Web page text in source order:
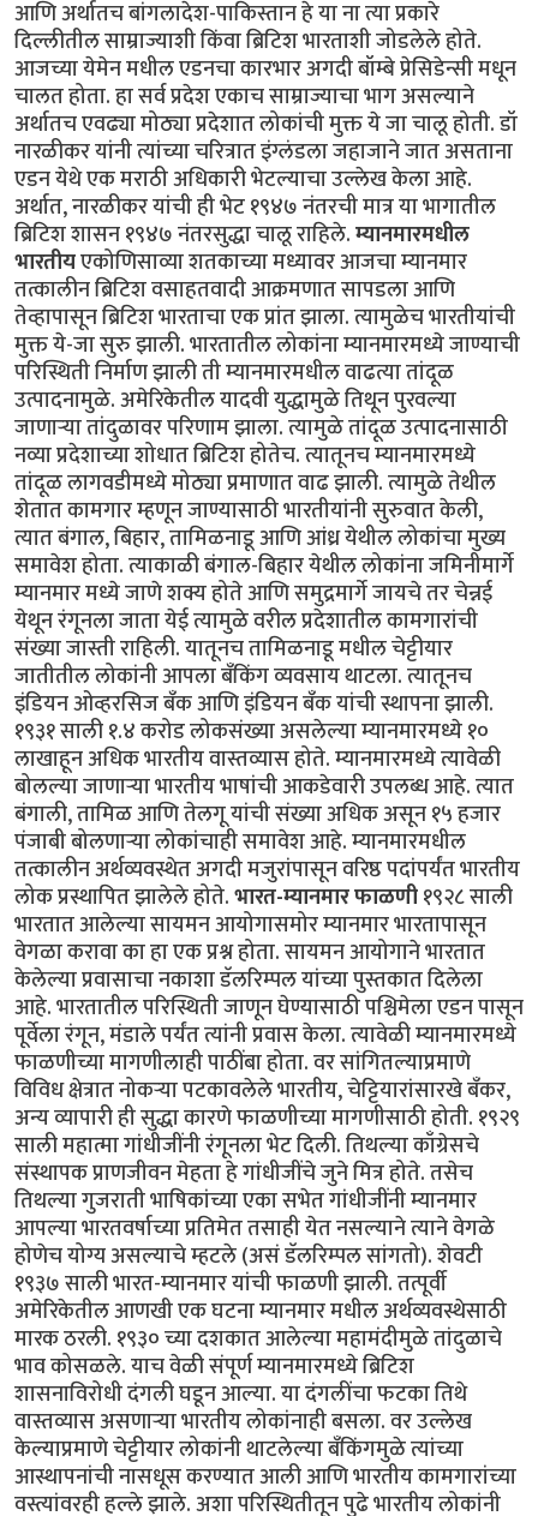
आणि अर्थातच बांगलादेश-पाकिस्तान हे या ना त्या प्रकारे
दिल्लीतील साम्राज्याशी किंवा ब्रिटिश भारताशी जोडलेले होते.
आजच्या येमेन मधील एडनचा कारभार अगदी बॉम्बे प्रेसिडेन्सी मधून
चालत होता. हा सर्व प्रदेश एकाच साम्राज्याचा भाग असल्याने
अर्थातच एवढ्या मोठ्या प्रदेशात लोकांची मुक्त ये जा चालू होती. डॉ
नारळीकर यांनी त्यांच्या चरित्रात इंग्लंडला जहाजाने जात असताना
एडन येथे एक मराठी अधिकारी भेटल्याचा उल्लेख केला आहे.
अर्थात, नारळीकर यांची ही भेट १९४७ नंतरची मात्र या भागातील
ब्रिटिश शासन १९४७ नंतरसुद्धा चालू राहिले.म्यानमारमधील
भारतीयएकोणिसाव्या शतकाच्या मध्यावर आजचा म्यानमार
तत्कालीन ब्रिटिश वसाहतवादी आक्रमणात सापडला आणि
तेव्हापासून ब्रिटिश भारताचा एक प्रांत झाला. त्यामुळेच भारतीयांची
मुक्त ये-जा सुरु झाली. भारतातील लोकांना म्यानमारमध्ये जाण्याची
परिस्थिती निर्माण झाली ती म्यानमारमधील वाढत्या तांदूळ
उत्पादनामुळे. अमेरिकेतील यादवी युद्धामुळे तिथून पुरवल्या
जाणाऱ्या तांदुळावर परिणाम झाला. त्यामुळे तांदूळ उत्पादनासाठी
नव्या प्रदेशाच्या शोधात ब्रिटिश होतेच. त्यातूनच म्यानमारमध्ये
तांदूळ लागवडीमध्ये मोठ्या प्रमाणात वाढ झाली. त्यामुळे तेथील
शेतात कामगार म्हणून जाण्यासाठी भारतीयांनी सुरुवात केली,
त्यात बंगाल, बिहार, तामिळनाडू आणि आंध्र येथील लोकांचा मुख्य
समावेश होता. त्याकाळी बंगाल-बिहार येथील लोकांना जमिनीमार्गे
म्यानमार मध्ये जाणे शक्य होते आणि समुद्रमार्गे जायचे तर चेन्नई
येथून रंगूनला जाता येई त्यामुळे वरील प्रदेशातील कामगारांची
संख्या जास्ती राहिली. यातूनच तामिळनाडू मधील चेट्टीयार
जातीतील लोकांनी आपला बँकिंग व्यवसाय थाटला. त्यातूनच
इंडियन ओव्हरसिज बँक आणि इंडियन बँक यांची स्थापना झाली.
१९३१ साली १.४ करोड लोकसंख्या असलेल्या म्यानमारमध्ये १०
लाखाहून अधिक भारतीय वास्तव्यास होते. म्यानमारमध्ये त्यावेळी
बोलल्या जाणाऱ्या भारतीय भाषांची आकडेवारी उपलब्ध आहे. त्यात
बंगाली, तामिळ आणि तेलगू यांची संख्या अधिक असून १५ हजार
पंजाबी बोलणाऱ्या लोकांचाही समावेश आहे. म्यानमारमधील
तत्कालीन अर्थव्यवस्थेत अगदी मजुरांपासून वरिष्ठ पदांपर्यंत भारतीय
लोक प्रस्थापित झालेले होते.भारत-म्यानमार फाळणी१९२८ साली
भारतात आलेल्या सायमन आयोगासमोर म्यानमार भारतापासून
वेगळा करावा का हा एक प्रश्न होता. सायमन आयोगाने भारतात
केलेल्या प्रवासाचा नकाशा डॅलरिम्पल यांच्या पुस्तकात दिलेला
आहे. भारतातील परिस्थिती जाणून घेण्यासाठी पश्चिमेला एडन पासून
पूर्वेला रंगून, मंडाले पर्यंत त्यांनी प्रवास केला. त्यावेळी म्यानमारमध्ये
फाळणीच्या मागणीलाही पाठींबा होता. वर सांगितल्याप्रमाणे
विविध क्षेत्रात नोकऱ्या पटकावलेले भारतीय, चेट्टियारांसारखे बँकर,
अन्य व्यापारी ही सुद्धा कारणे फाळणीच्या मागणीसाठी होती. १९२९
साली महात्मा गांधीजींनी रंगूनला भेट दिली. तिथल्या काँग्रेसचे
संस्थापक प्राणजीवन मेहता हे गांधीजींचे जुने मित्र होते. तसेच
तिथल्या गुजराती भाषिकांच्या एका सभेत गांधीजींनी म्यानमार
आपल्या भारतवर्षाच्या प्रतिमेत तसाही येत नसल्याने त्याने वेगळे
होणेच योग्य असल्याचे म्हटले (असं डॅलरिम्पल सांगतो). शेवटी
१९३७ साली भारत-म्यानमार यांची फाळणी झाली. तत्पूर्वी
अमेरिकेतील आणखी एक घटना म्यानमार मधील अर्थव्यवस्थेसाठी
मारक ठरली. १९३० च्या दशकात आलेल्या महामंदीमुळे तांदुळाचे
भाव कोसळले. याच वेळी संपूर्ण म्यानमारमध्ये ब्रिटिश
शासनाविरोधी दंगली घडून आल्या. या दंगलींचा फटका तिथे
वास्तव्यास असणाऱ्या भारतीय लोकांनाही बसला. वर उल्लेख
केल्याप्रमाणे चेट्टीयार लोकांनी थाटलेल्या बँकिंगमुळे त्यांच्या
आस्थापनांची नासधूस करण्यात आली आणि भारतीय कामगारांच्या
वस्त्यांवरही हल्ले झाले. अशा परिस्थितीतून पुढे भारतीय लोकांनी